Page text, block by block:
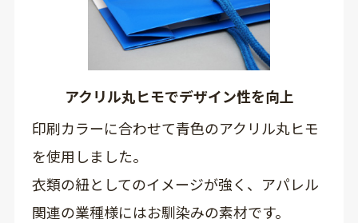
アクリル丸ヒモでデザイン性を向上
印刷カラーに合わせて青色のアクリル丸ヒモ
を使用しました。
衣類の紐としてのイメージが強く、アパレル
関連の業種様にはお馴染みの素材です。